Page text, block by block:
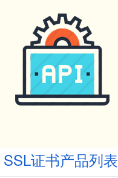
SSL证书产品列表